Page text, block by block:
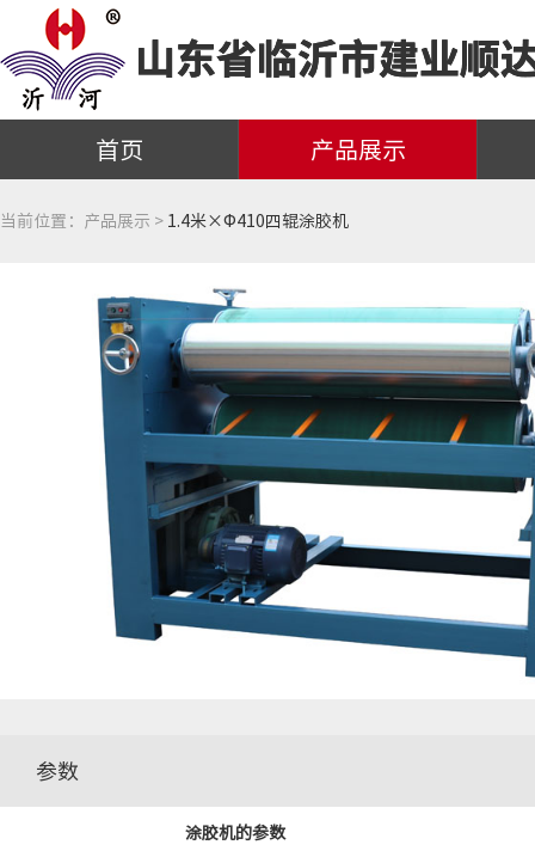
首页 产品展示
当前位置： 产品展示 > 1.4米×Φ410四辊涂胶机
参数
涂胶机的参数